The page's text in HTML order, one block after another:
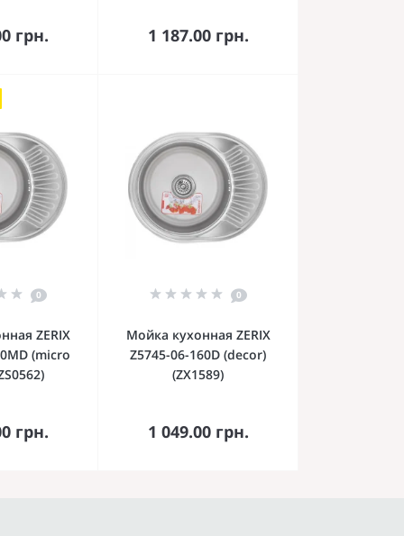
грн. 1 187.00 грн.
В корзину
0
ZERIX
(micro
грн.
0
Мойка кухонная ZERIX
Z5745-06-160D (decor)
(ZX1589)
1 049.00 грн.
В корзину